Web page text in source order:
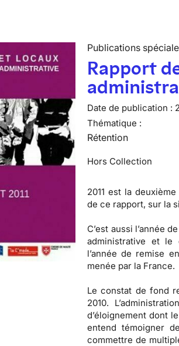
Publications
Rapport
Date de publication :
Thématique :
Rétention
Hors Collection
2011 est la
de ce rapport, sur la
C’est aussi l’année
administrative et le
l’année de remise
menée par la France.
Le constat de fond
2010.
d’éloignement dont
entend témoigner
commettre de